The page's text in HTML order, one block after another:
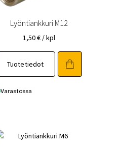
Lyöntiankkuri M12
1,50€ / kpl
Tuotetiedot
Varastossa